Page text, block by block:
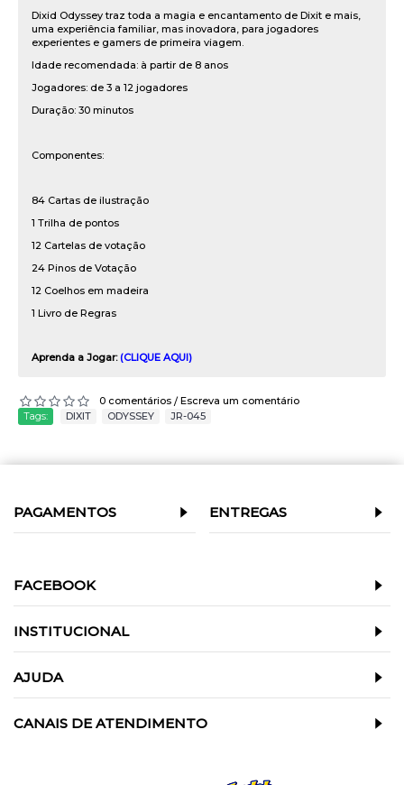
Dixid Odyssey traz toda a magia e encantamento de Dixit e mais,
uma experiência familiar, mas inovadora, para jogadores
experientes e gamers de primeira viagem.
Idade recomendada: à partir de 8 anos
Jogadores: de 3 a 12 jogadores
Duração: 30 minutos
Componentes:
84 Cartas de ilustração
1 Trilha de pontos
12 Cartelas de votação
24 Pinos de Votação
12 Coelhos em madeira
1 Livro de Regras
Aprenda a Jogar:(CLIQUE AQUI)
0 comentários /Escreva um comentário
Tags:
DIXIT ODYSSEY JR-045
PAGAMENTOS ENTREGAS
FACEBOOK
INSTITUCIONAL
AJUDA
CANAIS DE ATENDIMENTO